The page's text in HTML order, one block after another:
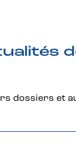
dossiers et